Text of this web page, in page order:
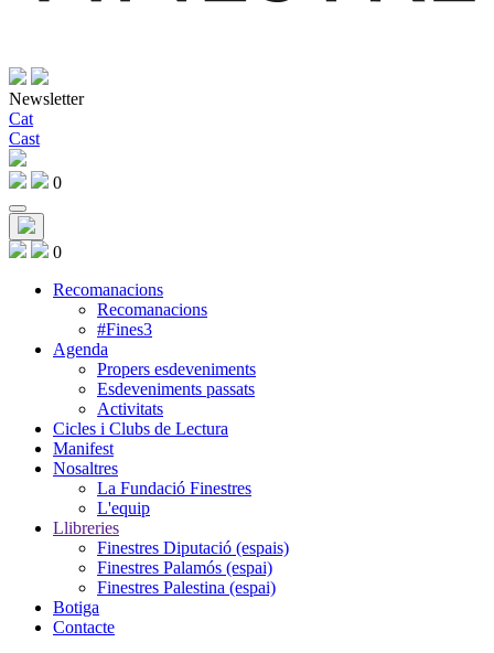
Newsletter
Cat
Cast
0
0
Recomanacions
Recomanacions
#Fines3
Agenda
Propers esdeveniments
Esdeveniments passats
Activitats
Cicles i Clubs de Lectura
Manifest
Nosaltres
La Fundació Finestres
L'equip
Llibreries
Finestres Diputació (espais)
Finestres Palamós (espai)
Finestres Palestina (espai)
Botiga
Contacte